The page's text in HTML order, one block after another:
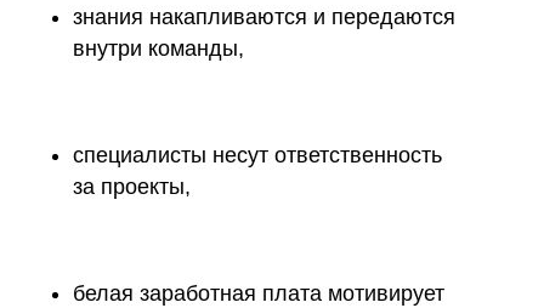
знания накапливаются и передаются
внутри команды,
специалисты несут ответственность
за проекты,
белая заработная плата мотивирует